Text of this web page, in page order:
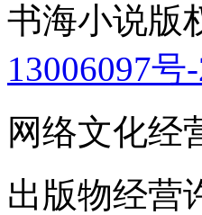
书海小说版
13006097号
网络文化经
出版物经营